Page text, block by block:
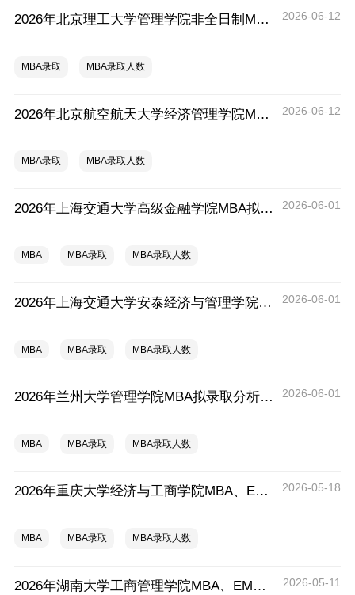
2026年北京理工大学管理学院非全日制MBA、EMBA一志愿拟录取分析解读 2026-06-12
MBA录取 MBA录取人数
2026年北京航空航天大学经济管理学院MBA一志愿拟录取分析解读 2026-06-12
MBA录取 MBA录取人数
2026年上海交通大学高级金融学院MBA拟录取分析解读 2026-06-01
MBA MBA录取 MBA录取人数
2026年上海交通大学安泰经济与管理学院MBA拟录取分析解读 2026-06-01
MBA MBA录取 MBA录取人数
2026年兰州大学管理学院MBA拟录取分析解读 2026-06-01
MBA MBA录取 MBA录取人数
2026年重庆大学经济与工商学院MBA、EMBA拟录取分析解读 2026-05-18
MBA MBA录取 MBA录取人数
2026年湖南大学工商管理学院MBA、EMBA拟录取分析解读 2026-05-11